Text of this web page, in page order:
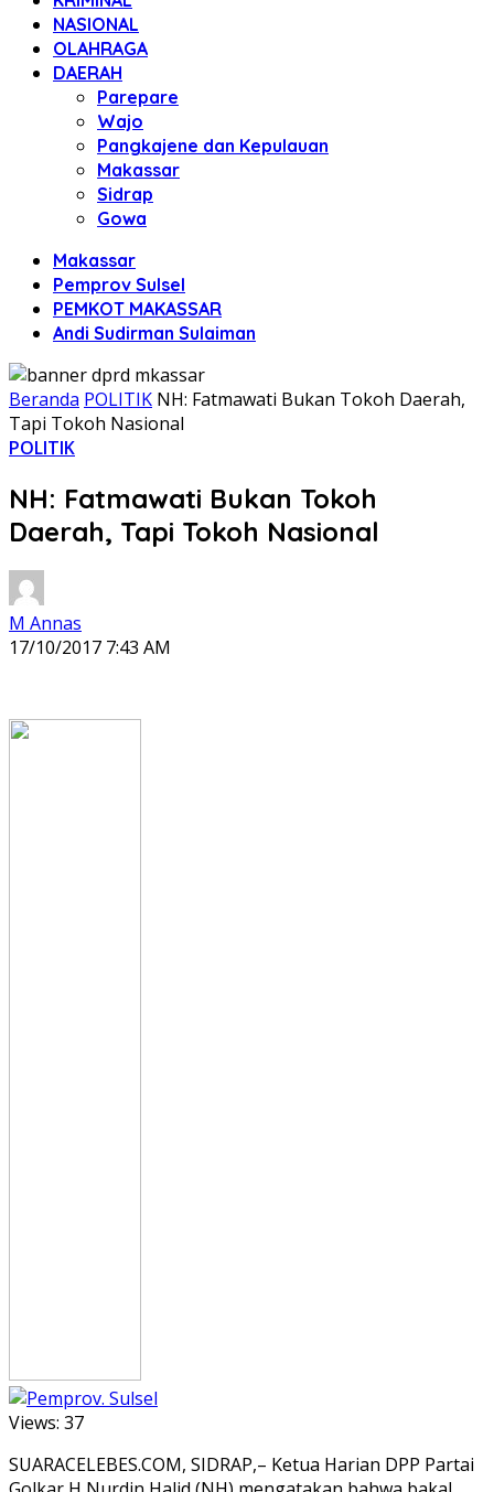
NASIONAL
OLAHRAGA
DAERAH
Parepare
Wajo
Pangkajene dan Kepulauan
Makassar
Sidrap
Gowa
Makassar
Pemprov Sulsel
PEMKOT MAKASSAR
Andi Sudirman Sulaiman
Beranda POLITIK NH: Fatmawati Bukan Tokoh Daerah,
Tapi Tokoh Nasional
POLITIK
NH: Fatmawati Bukan Tokoh
Daerah, Tapi Tokoh Nasional
M Annas
17/10/2017 7:43 AM
Views: 37
SUARACELEBES.COM, SIDRAP,– Ketua Harian DPP Partai